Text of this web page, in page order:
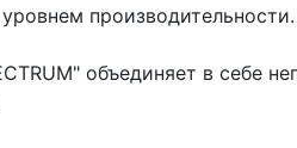
производительности.
объединяет в себе